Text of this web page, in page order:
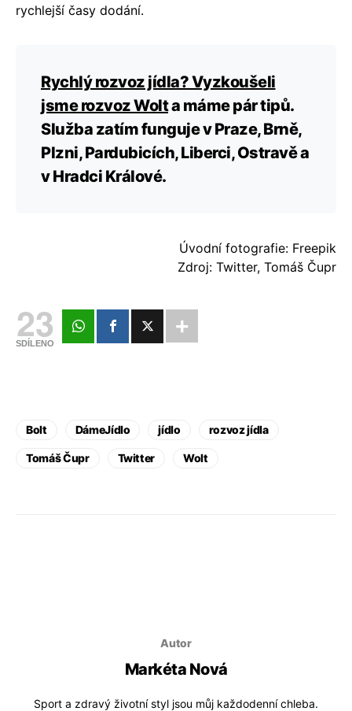
rychlejší časy dodání.
Rychlý rozvoz jídla? Vyzkoušeli
jsme rozvoz Wolta máme pár tipů.
Služba zatím funguje v Praze, Brně,
Plzni, Pardubicích, Liberci, Ostravě a
v Hradci Králové.
Úvodní fotografie: Freepik
Zdroj: Twitter, Tomáš Čupr
23
SDÍLENO
Bolt DámeJídlo jídlo rozvoz jídla
Tomáš Čupr Twitter Wolt
Autor
Markéta Nová
Sport a zdravý životní styl jsou můj každodenní chleba.